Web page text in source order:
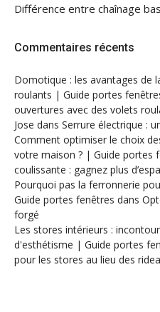
Différence entre chaînage
Commentaires récents
Domotique : les avantages de
roulants | Guide portes
ouvertures avec des volets
Jose dans Serrure électrique :
Comment optimiser le choix
votre maison ? | Guide portes
coulissante : gagnez plus
Pourquoi pas la ferronnerie
Guide portes fenêtres dans
forgé
Les stores intérieurs :
d'esthétisme | Guide portes
pour les stores au lieu des